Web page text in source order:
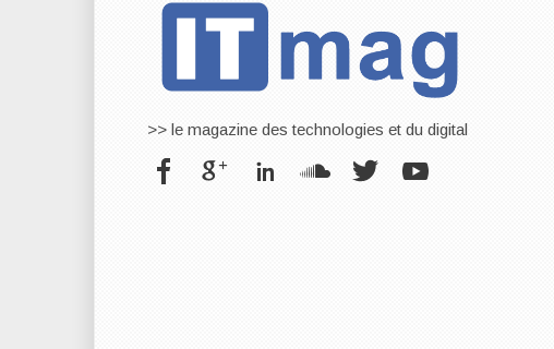
>> le magazine des technologies et du digital